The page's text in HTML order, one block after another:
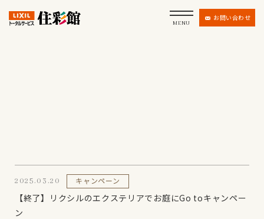
MENU
お問い合わせ
2025.03.20 キャンペーン
【終了】リクシルのエクステリアでお庭にGo toキャンペー
ン